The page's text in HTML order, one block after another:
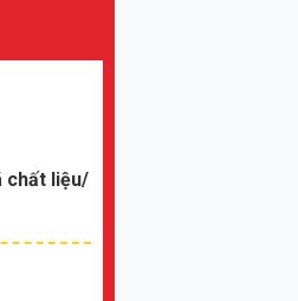
chất liệu/